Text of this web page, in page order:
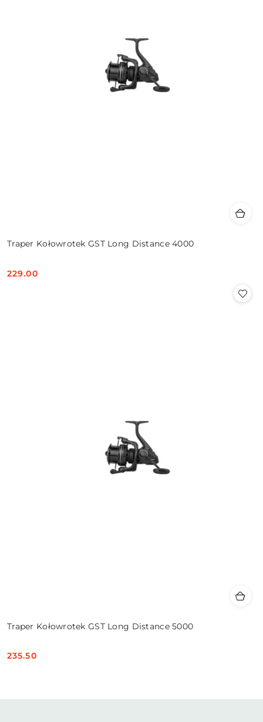
Traper Kołowrotek GST Long Distance 4000
Cena:
229.00
Traper Kołowrotek GST Long Distance 5000
Cena:
235.50